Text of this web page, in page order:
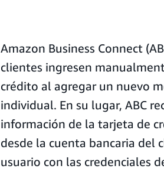
Amazon Business Connect
clientes ingresen
crédito al agregar un nuevo
individual. En su lugar, ABC
información de la tarjeta de
desde la cuenta bancaria del
usuario con las credenciales